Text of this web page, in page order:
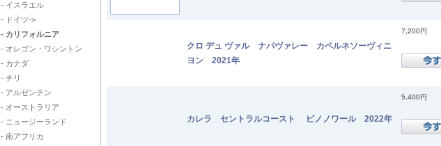
- イスラエル
- ドイツ->
- カリフォルニア
- オレゴン・ワシントン
- カナダ
- チリ
- アルゼンチン
- オーストラリア
- ニュージーランド
- 南アフリカ
クロ デュ ヴァル ナパヴァレー カベルネソーヴィニ
ヨン 2021年
7,200円
カレラ セントラルコースト ピノノワール 2022年
5,400円